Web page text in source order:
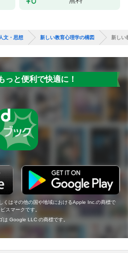
人文・思想 新しい教育心理学の構図 新しい
っと便利で快適に！
くはその他の国や地域におけるApple Inc.の商標で
スマークです。
Google LLC の商標です。